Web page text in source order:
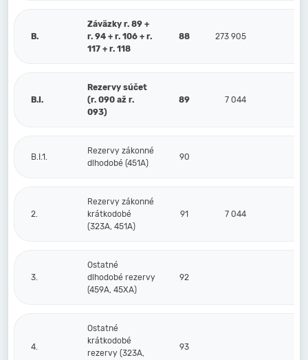
B.
Záväzky r. 89 +
r. 94 + r. 106 + r.
117 + r. 118
88 273 905
B.I.
Rezervy súčet
(r. 090 až r.
093)
89 7 044
B.I.1.
Rezervy zákonné
dlhodobé (451A)
90
2.
Rezervy zákonné
krátkodobé
(323A, 451A)
91 7 044
3.
Ostatné
dlhodobé rezervy
(459A, 45XA)
92
4.
Ostatné
krátkodobé
rezervy (323A,
93